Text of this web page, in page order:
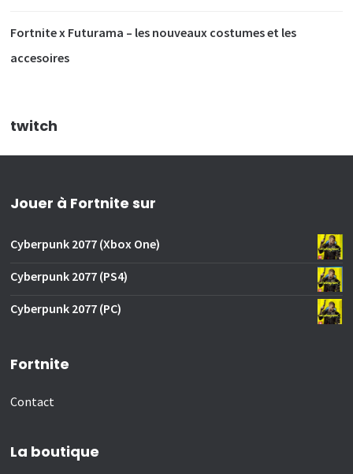
Fortnite x Futurama – les nouveaux costumes et les
accesoires
twitch
Jouer à Fortnite sur
Cyberpunk 2077 (Xbox One)
Cyberpunk 2077 (PS4)
Cyberpunk 2077 (PC)
Fortnite
Contact
La boutique